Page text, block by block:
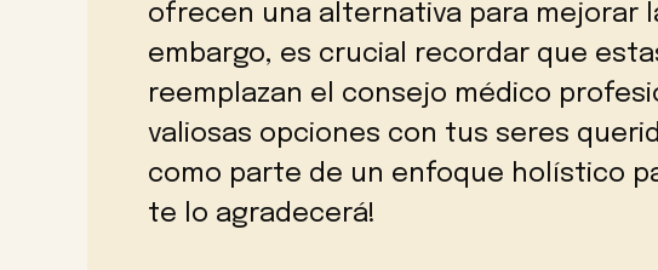
ofrecen una alternativa para mejorar
embargo, es crucial recordar que
reemplazan el consejo médico
valiosas opciones con tus seres
como parte de un enfoque holístico
te lo agradecerá!